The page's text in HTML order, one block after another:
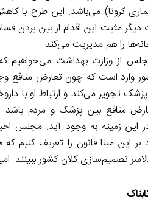
کرونا) می‌باشد. این طرح با
دیگر مثبت این اقدام از بین بردن
را هم مدیریت می‌کند.
از وزارت بهداشت می‌خواهیم
وارد است که چون تعارض منافع
تجویز می‌کند و ارتباط او با
منافع بین پزشک و مردم باشد.
این زمینه به وجود آید. مجلس
بر این مبنا قانون را تعریف کنیم
تصمیم‌سازی کلان کشور